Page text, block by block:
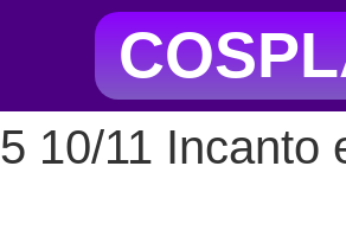
10/11 Incanto